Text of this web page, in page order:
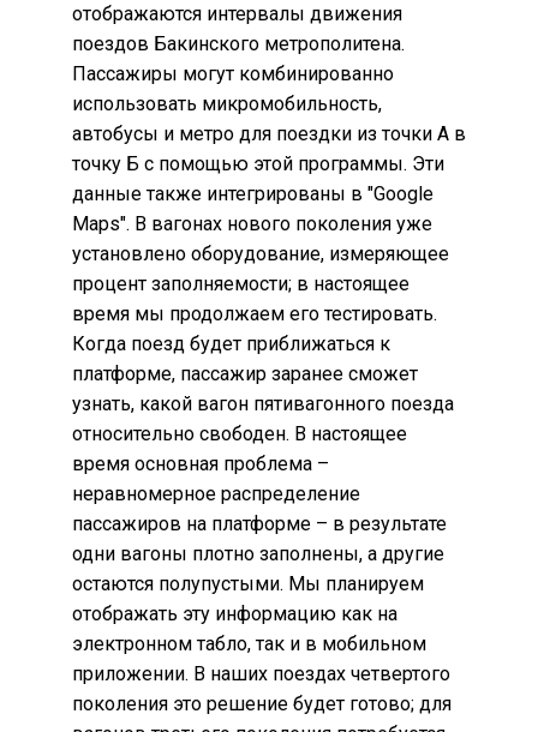
отображаются интервалы движения
поездов Бакинского метрополитена.
Пассажиры могут комбинированно
использовать микромобильность,
автобусы и метро для поездки из точки А в
точку Б с помощью этой программы. Эти
данные также интегрированы в "Google
Maps". В вагонах нового поколения уже
установлено оборудование, измеряющее
процент заполняемости; в настоящее
время мы продолжаем его тестировать.
Когда поезд будет приближаться к
платформе, пассажир заранее сможет
узнать, какой вагон пятивагонного поезда
относительно свободен. В настоящее
время основная проблема –
неравномерное распределение
пассажиров на платформе – в результате
одни вагоны плотно заполнены, а другие
остаются полупустыми. Мы планируем
отображать эту информацию как на
электронном табло, так и в мобильном
приложении. В наших поездах четвертого
поколения это решение будет готово; для